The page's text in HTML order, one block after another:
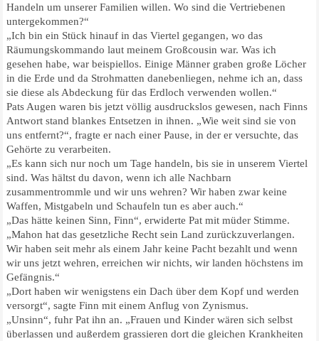
Handeln um unserer Familien willen. Wo sind die Vertriebenen
untergekommen?“
„Ich bin ein Stück hinauf in das Viertel gegangen, wo das
Räumungskommando laut meinem Großcousin war. Was ich
gesehen habe, war beispiellos. Einige Männer graben große Löcher
in die Erde und da Strohmatten danebenliegen, nehme ich an, dass
sie diese als Abdeckung für das Erdloch verwenden wollen.“
Pats Augen waren bis jetzt völlig ausdruckslos gewesen, nach Finns
Antwort stand blankes Entsetzen in ihnen. „Wie weit sind sie von
uns entfernt?“, fragte er nach einer Pause, in der er versuchte, das
Gehörte zu verarbeiten.
„Es kann sich nur noch um Tage handeln, bis sie in unserem Viertel
sind. Was hältst du davon, wenn ich alle Nachbarn
zusammentrommle und wir uns wehren? Wir haben zwar keine
Waffen, Mistgabeln und Schaufeln tun es aber auch.“
„Das hätte keinen Sinn, Finn“, erwiderte Pat mit müder Stimme.
„Mahon hat das gesetzliche Recht sein Land zurückzuverlangen.
Wir haben seit mehr als einem Jahr keine Pacht bezahlt und wenn
wir uns jetzt wehren, erreichen wir nichts, wir landen höchstens im
Gefängnis.“
„Dort haben wir wenigstens ein Dach über dem Kopf und werden
versorgt“, sagte Finn mit einem Anflug von Zynismus.
„Unsinn“, fuhr Pat ihn an. „Frauen und Kinder wären sich selbst
überlassen und außerdem grassieren dort die gleichen Krankheiten